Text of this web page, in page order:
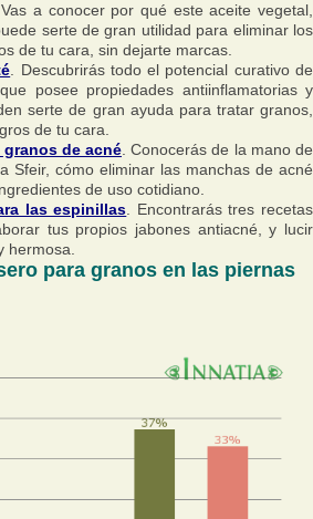
a conocer por qué este aceite vegetal,
serte de gran utilidad para eliminar los
de tu cara, sin dejarte marcas.
. Descubrirás todo el potencial curativo de
posee propiedades antiinflamatorias y
serte de gran ayuda para tratar granos,
de tu cara.
de acné. Conocerás de la mano de
Sfeir, cómo eliminar las manchas de acné
de uso cotidiano.
las espinillas. Encontrarás tres recetas
tus propios jabones antiacné, y lucir
hermosa.
para granos en las piernas